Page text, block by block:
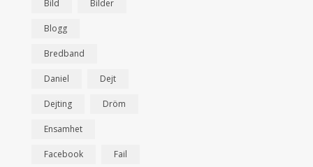
Bild Bilder
Blogg
Bredband
Daniel Dejt
Dejting Dröm
Ensamhet
Facebook Fail